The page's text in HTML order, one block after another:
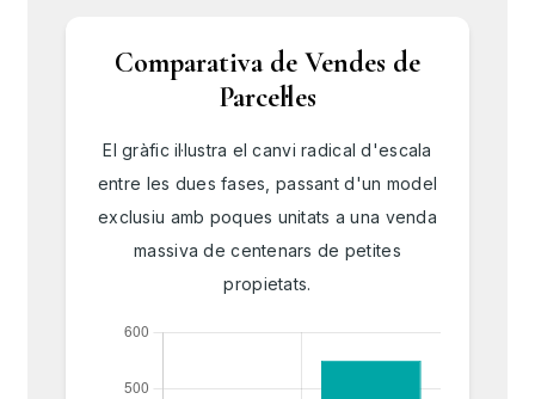
Comparativa de Vendes de
Parcel·les
El gràfic il·lustra el canvi radical d'escala
entre les dues fases, passant d'un model
exclusiu amb poques unitats a una venda
massiva de centenars de petites
propietats.